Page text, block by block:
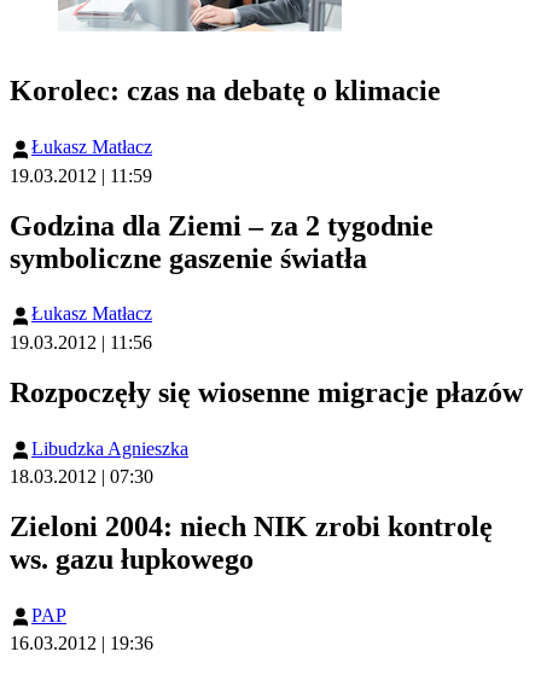
Korolec: czas na debatę o klimacie
Łukasz Matłacz
19.03.2012 | 11:59
Godzina dla Ziemi – za 2 tygodnie
symboliczne gaszenie światła
Łukasz Matłacz
19.03.2012 | 11:56
Rozpoczęły się wiosenne migracje płazów
Libudzka Agnieszka
18.03.2012 | 07:30
Zieloni 2004: niech NIK zrobi kontrolę
ws. gazu łupkowego
PAP
16.03.2012 | 19:36